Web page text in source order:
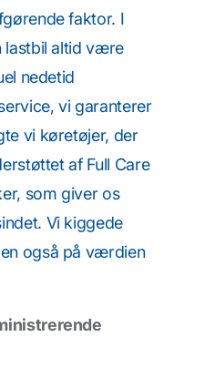
faktor. I
lastbil altid være
nedetid
vi garanterer
vi køretøjer, der
af Full Care
som giver os
Vi kiggede
også på værdien